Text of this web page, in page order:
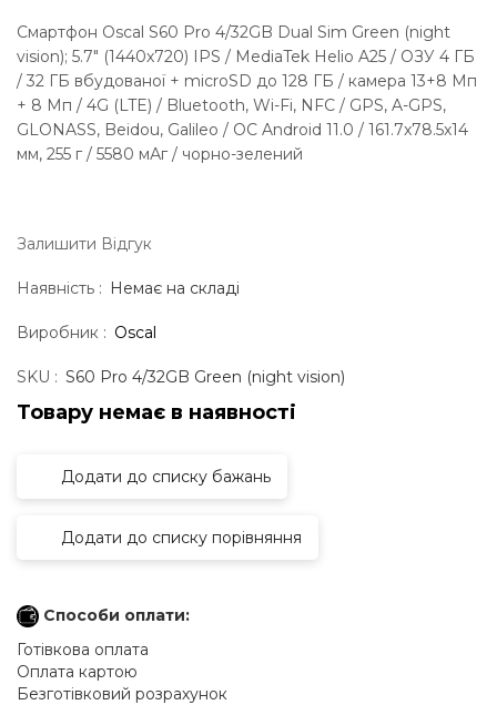
Смартфон Oscal S60 Pro 4/32GB Dual Sim Green (night
vision); 5.7" (1440х720) IPS / MediaTek Helio A25 / ОЗУ 4 ГБ
/ 32 ГБ вбудованої + microSD до 128 ГБ / камера 13+8 Мп
+ 8 Мп / 4G (LTE) / Bluetooth, Wi-Fi, NFC / GPS, A-GPS,
GLONASS, Beidou, Galileo / ОС Android 11.0 / 161.7x78.5x14
мм, 255 г / 5580 мАг / чорно-зелений
Залишити Вiдгук
Наявність : Немає на складі
Виробник : Oscal
SKU : S60 Pro 4/32GB Green (night vision)
Товару немає в наявностi
Додати до списку бажань
Додати до списку порівняння
Способи оплати:
Готівкова оплата
Оплата картою
Безготівковий розрахунок